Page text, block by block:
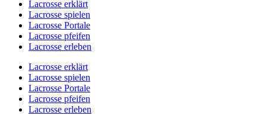
Lacrosse erklärt
Lacrosse spielen
Lacrosse Portale
Lacrosse pfeifen
Lacrosse erleben
Lacrosse erklärt
Lacrosse spielen
Lacrosse Portale
Lacrosse pfeifen
Lacrosse erleben